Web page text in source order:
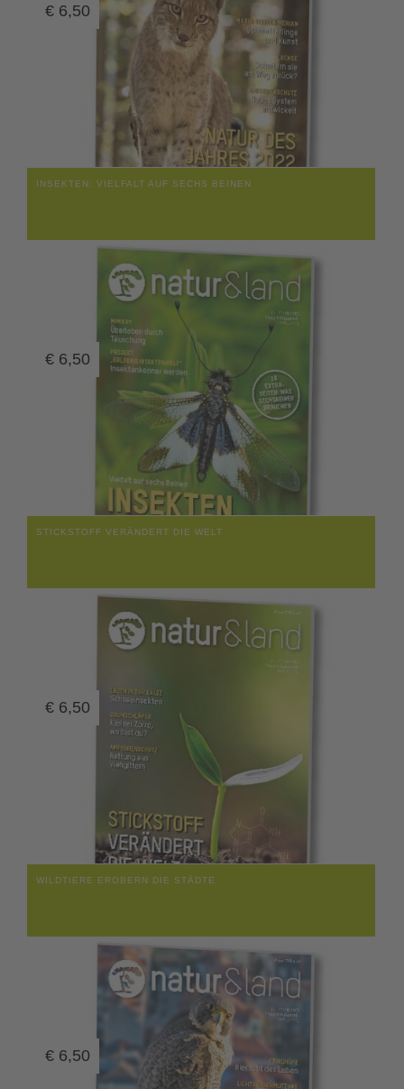
€ 6,50
INSEKTEN: VIELFALT AUF SECHS BEINEN
€ 6,50
STICKSTOFF VERÄNDERT DIE WELT
€ 6,50
WILDTIERE EROBERN DIE STÄDTE
€ 6,50